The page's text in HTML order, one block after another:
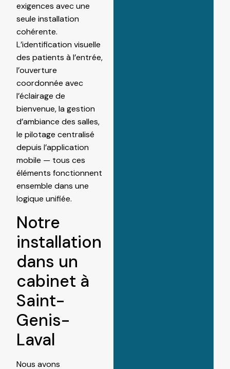
exigences avec une
seule installation
cohérente.
L’identification visuelle
des patients à l’entrée,
l’ouverture
coordonnée avec
l’éclairage de
bienvenue, la gestion
d’ambiance des salles,
le pilotage centralisé
depuis l’application
mobile — tous ces
éléments fonctionnent
ensemble dans une
logique unifiée.
Notre
installation
dans un
cabinet à
Saint-
Genis-
Laval
Nous avons